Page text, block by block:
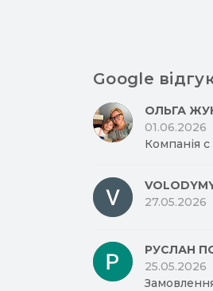
Google
ОЛЬГА
01.06.2026
Компанія
27.05.2026
РУСЛАН
25.05.2026